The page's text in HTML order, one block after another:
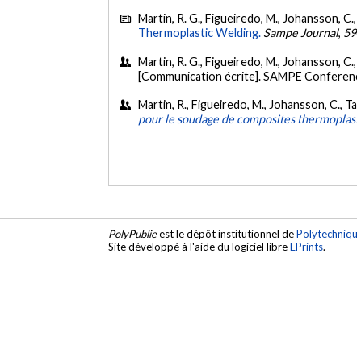
Martin, R. G., Figueiredo, M., Johansson,
Thermoplastic Welding. Sampe Journal, 59
Martin, R. G., Figueiredo, M., Johansson,
[Communication écrite]. SAMPE
Martin, R., Figueiredo, M., Johansson, C.,
pour le soudage de composites
PolyPublieest le dépôt institutionnel de
Site développé à l'aide du logiciel libreEPrints.